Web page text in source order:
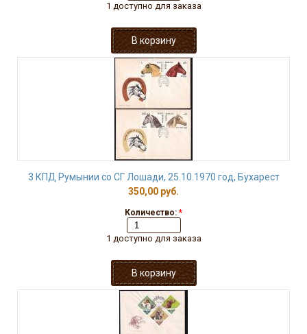
1 доступно для заказа
3 КПД Румынии со СГ Лошади, 25.10.1970 год, Бухарест
350,00 руб.
Количество: *
1 доступно для заказа